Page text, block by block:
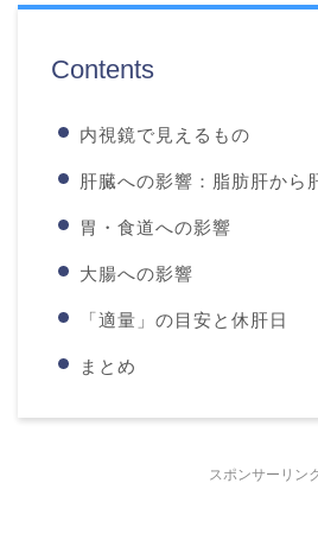
Contents
内視鏡で見えるもの
肝臓への影響：脂肪肝から
胃・食道への影響
大腸への影響
「適量」の目安と休肝日
まとめ
スポンサーリン